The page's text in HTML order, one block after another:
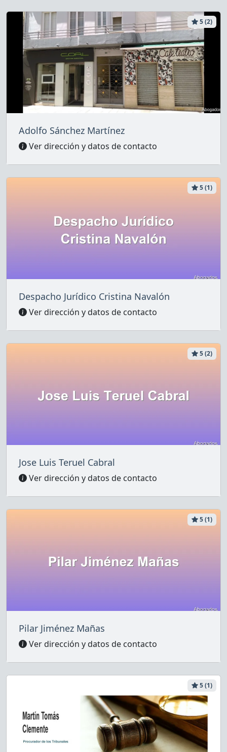
5 (2)
Adolfo Sánchez Martínez
Ver dirección y datos de contacto
5 (1)
Despacho Jurídico Cristina Navalón
Ver dirección y datos de contacto
5 (2)
Jose Luis Teruel Cabral
Ver dirección y datos de contacto
5 (1)
Pilar Jiménez Mañas
Ver dirección y datos de contacto
5 (1)